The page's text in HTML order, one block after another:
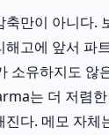
축만이 아니다.
해고에 앞서 파
소유하지도 않
는 더 저렴
진다. 메모 자체